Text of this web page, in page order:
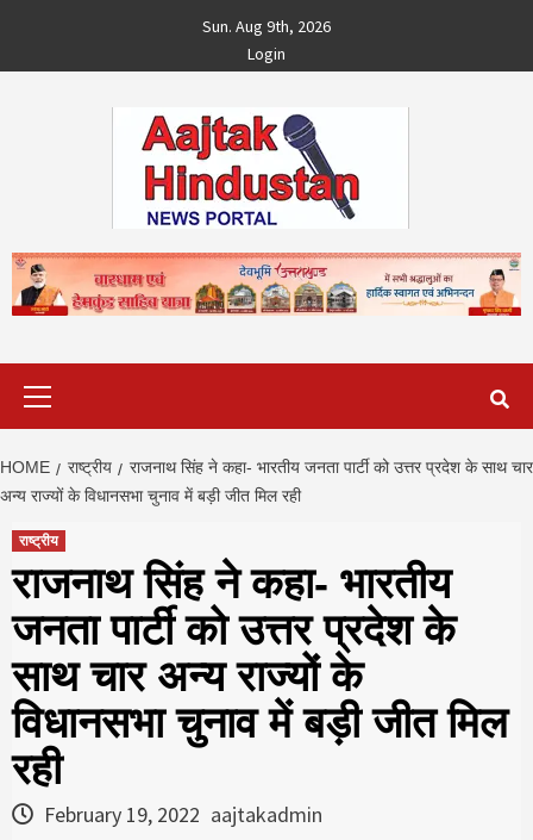
content
Sun. Aug 9th, 2026
Login
HOME राष्ट्रीय
राजनाथ सिंह ने कहा- भारतीय जनता पार्टी को उत्तर प्रदेश के साथ चार
अन्य राज्यों के विधानसभा चुनाव में बड़ी जीत मिल रही
राष्ट्रीय
राजनाथ सिंह ने कहा- भारतीय
जनता पार्टी को उत्तर प्रदेश के
साथ चार अन्य राज्यों के
विधानसभा चुनाव में बड़ी जीत मिल
रही
February 19, 2022 aajtakadmin